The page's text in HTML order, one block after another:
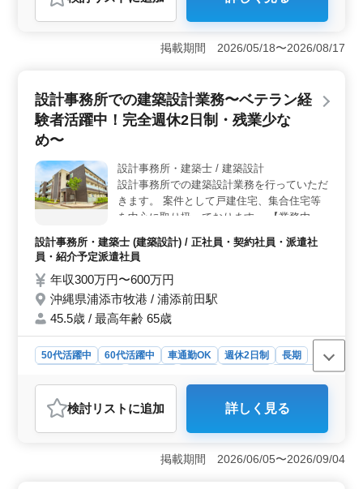
＜メリット＞ 沖縄市松島に位置する建築設計事務所で
は、1級建築士を急募中。この求人には多くの魅力があり
ます。まず、土日祝休みで長期にわたり働ける環境が整
っています。また、建築の意匠設計経験者を対象にして
スです。 ＜業務内容＞ 庁舎、病院、学校、保育園
などの建築意匠設計を担当します。具体的な業務内容
は、施主との打ち合わせから現地調査、設計、積算、申
請、各種書類作成、施工会社選定、設計監理など幅広
く、やりがいのある仕事です。CAD操作の経験が活かせ
ます。 ＜応募要件＞ 必須の資格は2級建築士以上と
普通自動車運転免許。建築設計業務経験6年以上やCAD経
験があれば尚可です。建築のプロフェッショナルとして
に最適なポジションです。
掲載期間 2026/05/18〜2026/08/17
設計事務所での建築設計業務〜ベテラン経
験者活躍中！完全週休2日制・残業少な
め〜
設計事務所・建築士 / 建築設計
設計事務所での建築設計業務を行っていただ
きます。 案件として戸建住宅、集合住宅等
を中心に取り扱っております。 【業務内
ニング ・基本設計、実施設計、積算 ・確認
申請、各種書類作成、施工会社選定、設計監
理 等 ・CAD操作あり ◯備考 ・作業着支給
あり ・交通費全額支給あり、マイカーでの
通勤OK ・完全週休2日制、残業月10時間程
中！ 皆様のご応募、お待ちしております！
設計事務所・建築士 (建築設計) / 正社員・契約社員・派遣社
員・紹介予定派遣社員
年収300万円〜600万円
沖縄県浦添市牧港 / 浦添前田駅
45.5歳 / 最高年齢 65歳
50代活躍中 60代活躍中 車通勤OK 週休2日制
長期
派遣社員
設計事務所・建築士
おすすめポイント
＜魅力1：経験者優遇＞ 建築設計業務経験6年以上のベ
テランに最適な環境です。50代、60代の方々も積極的に
活躍されており、豊富な経験を活かして新たな挑戦がで
検討リスト に追加 詳しく見る
掲載期間 2026/06/05〜2026/09/04